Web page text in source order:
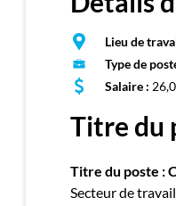
Lieu de
Type de
Salaire :
Titre du
Titre du poste :
Secteur de